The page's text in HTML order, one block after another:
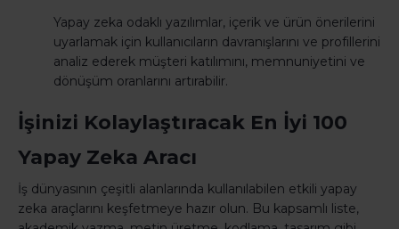
Yapay zeka odaklı yazılımlar, içerik ve ürün önerilerini
uyarlamak için kullanıcıların davranışlarını ve profillerini
analiz ederek müşteri katılımını, memnuniyetini ve
dönüşüm oranlarını artırabilir.
İşinizi Kolaylaştıracak En İyi 100
Yapay Zeka Aracı
İş dünyasının çeşitli alanlarında kullanılabilen etkili yapay
zeka araçlarını keşfetmeye hazır olun. Bu kapsamlı liste,